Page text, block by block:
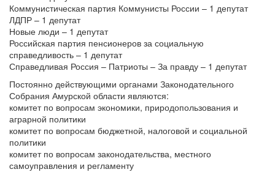
Коммунистическая партия Коммунисты России – 1 депутат
ЛДПР – 1 депутат
Новые люди – 1 депутат
Российская партия пенсионеров за социальную
справедливость – 1 депутат
Справедливая Россия – Патриоты – За правду – 1 депутат
Постоянно действующими органами Законодательного
Собрания Амурской области являются:
комитет по вопросам экономики, природопользования и
аграрной политики
комитет по вопросам бюджетной, налоговой и социальной
политики
комитет по вопросам законодательства, местного
самоуправления и регламенту